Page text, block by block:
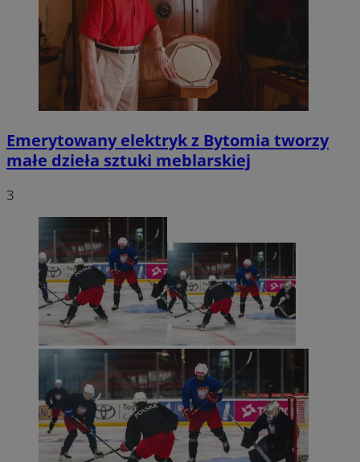
Emerytowany elektryk z Bytomia tworzy
małe dzieła sztuki meblarskiej
3